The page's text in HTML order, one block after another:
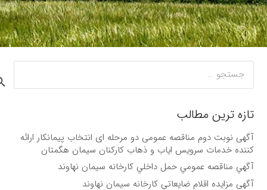
برای:
تازه ترین مطالب
آگهی نوبت دوم مناقصه عمومی دو مرحله ای انتخاب پیمانکار ارائه
کننده خدمات سرویس ایاب و ذهاب کارکنان سیمان هگمتان
آگهي مناقصه عمومي حمل داخلي کارخانه سیمان نهاوند
آگهی مزايده اقلام ضايعاتي كارخانه سیمان نهاوند